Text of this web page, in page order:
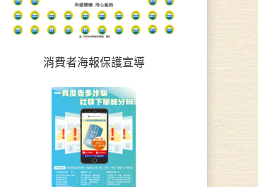
消費者海報保護宣導